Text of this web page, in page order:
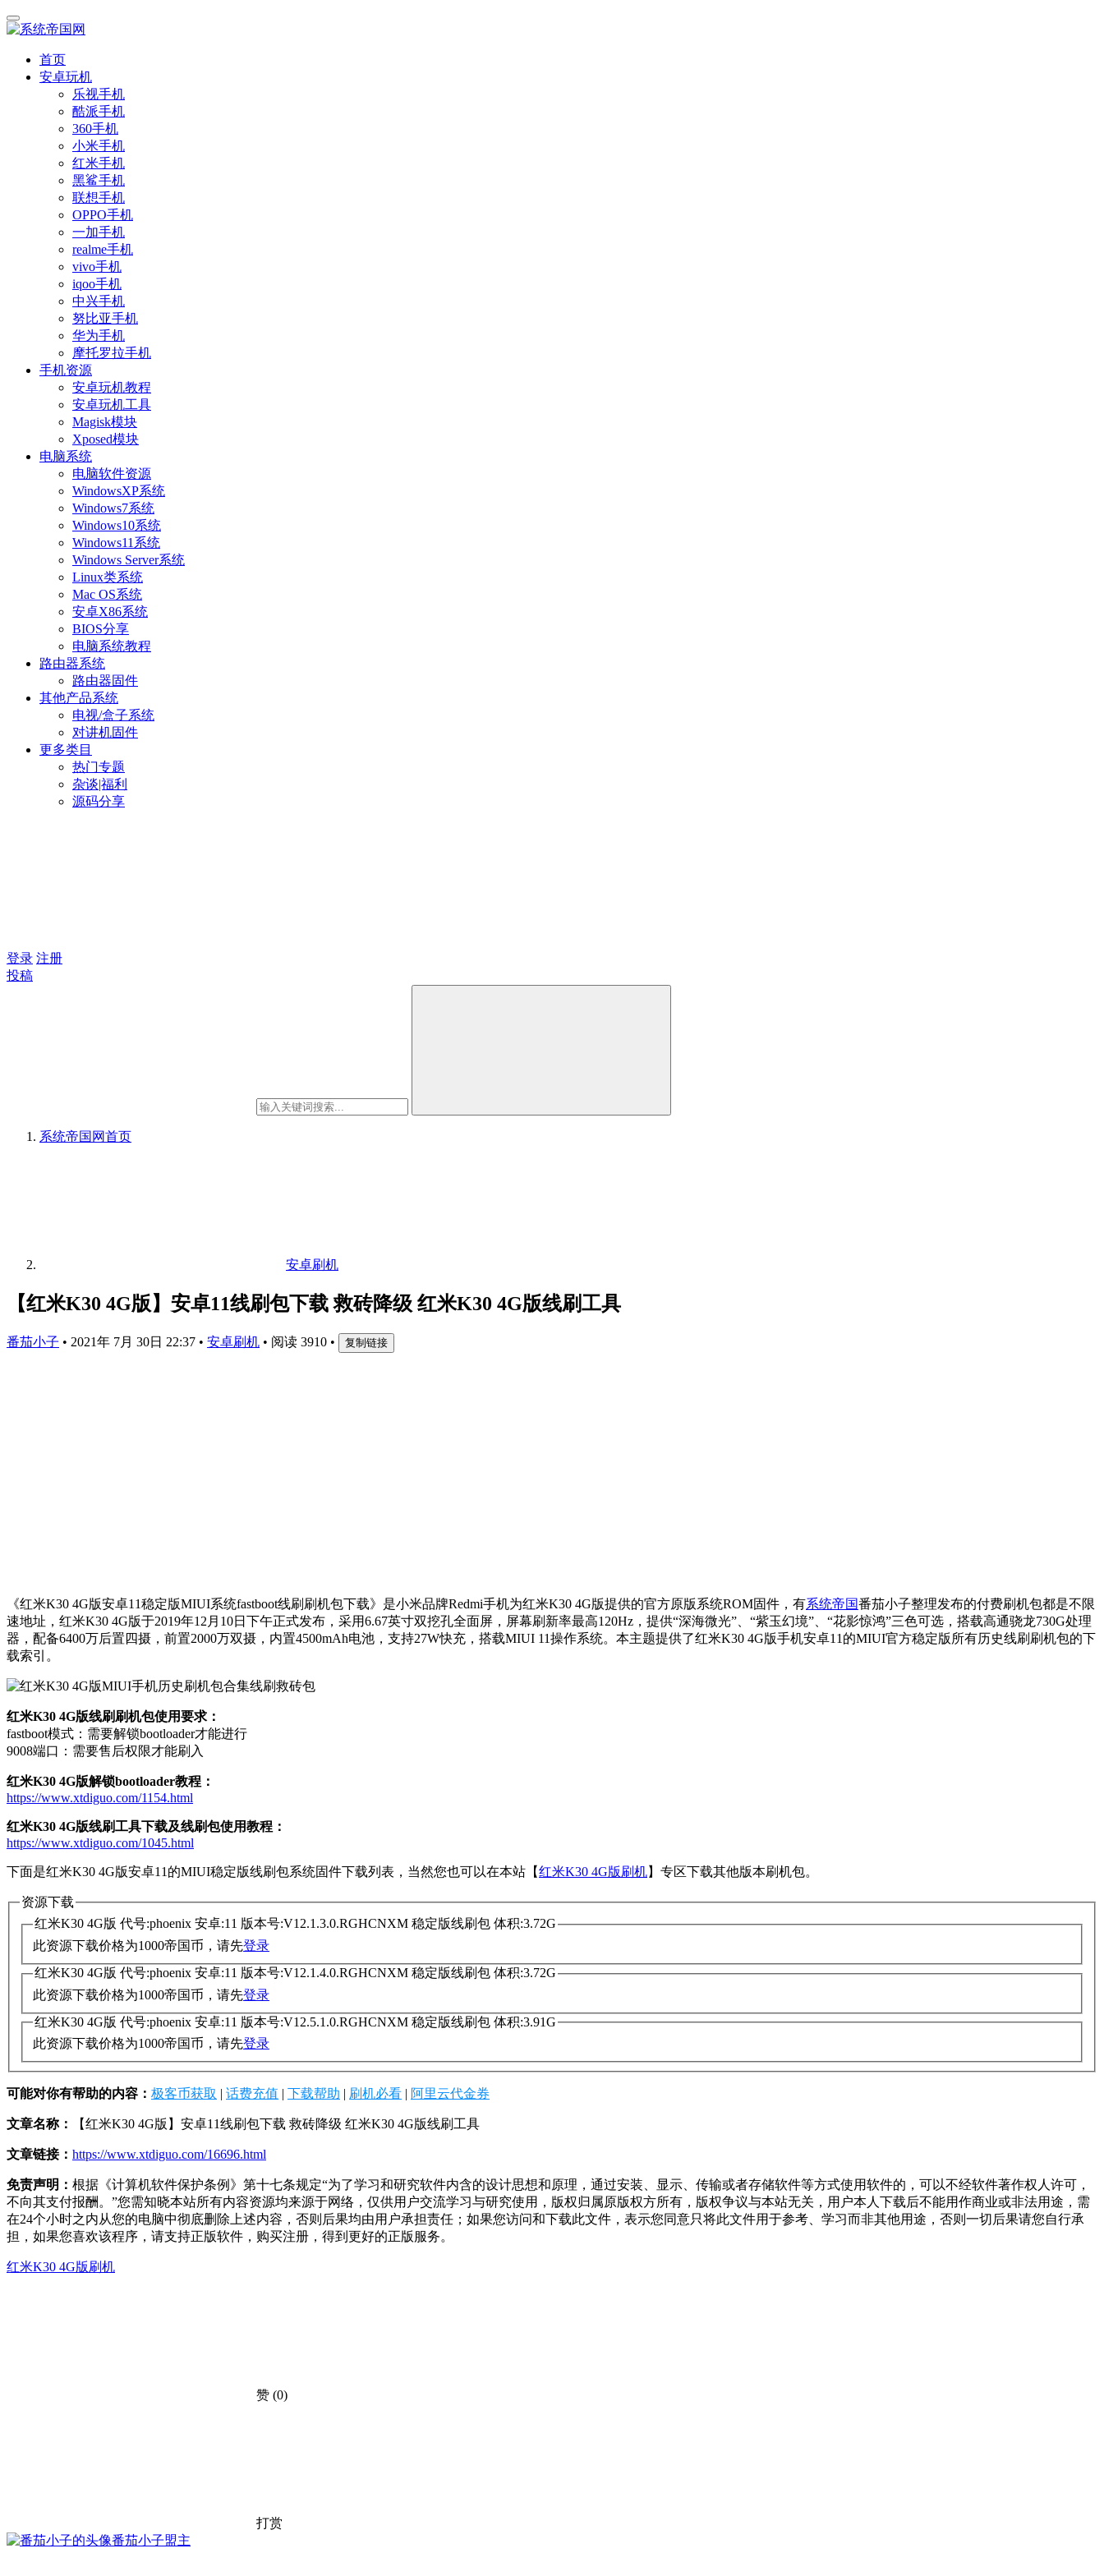
首页
安卓玩机
乐视手机
酷派手机
360手机
小米手机
红米手机
黑鲨手机
联想手机
OPPO手机
一加手机
realme手机
vivo手机
iqoo手机
中兴手机
努比亚手机
华为手机
摩托罗拉手机
手机资源
安卓玩机教程
安卓玩机工具
Magisk模块
Xposed模块
电脑系统
电脑软件资源
WindowsXP系统
Windows7系统
Windows10系统
Windows11系统
Windows Server系统
Linux类系统
Mac OS系统
安卓X86系统
BIOS分享
电脑系统教程
路由器系统
路由器固件
其他产品系统
电视/盒子系统
对讲机固件
更多类目
热门专题
杂谈|福利
源码分享
登录 注册
投稿
系统帝国网首页
安卓刷机
【红米K30 4G版】安卓11线刷包下载 救砖降级 红米K30 4G版线刷工具
番茄小子 • 2021年 7月 30日 22:37 • 安卓刷机 • 阅读 3910 • 复制链接
《红米K30 4G版安卓11稳定版MIUI系统fastboot线刷刷机包下载》是小米品牌Redmi手机为红米K30 4G版提供的官方原版系统ROM固件，有系统帝国番茄小子整理发布的付费刷机包都是不限
速地址，红米K30 4G版于2019年12月10日下午正式发布，采用6.67英寸双挖孔全面屏，屏幕刷新率最高120Hz，提供“深海微光”、“紫玉幻境”、“花影惊鸿”三色可选，搭载高通骁龙730G处理
器，配备6400万后置四摄，前置2000万双摄，内置4500mAh电池，支持27W快充，搭载MIUI 11操作系统。本主题提供了红米K30 4G版手机安卓11的MIUI官方稳定版所有历史线刷刷机包的下
载索引。
红米K30 4G版线刷刷机包使用要求：
fastboot模式：需要解锁bootloader才能进行
9008端口：需要售后权限才能刷入
红米K30 4G版解锁bootloader教程：
https://www.xtdiguo.com/1154.html
红米K30 4G版线刷工具下载及线刷包使用教程：
https://www.xtdiguo.com/1045.html
下面是红米K30 4G版安卓11的MIUI稳定版线刷包系统固件下载列表，当然您也可以在本站【红米K30 4G版刷机】专区下载其他版本刷机包。
资源下载
红米K30 4G版 代号:phoenix 安卓:11 版本号:V12.1.3.0.RGHCNXM 稳定版线刷包 体积:3.72G
此资源下载价格为1000帝国币，请先登录
红米K30 4G版 代号:phoenix 安卓:11 版本号:V12.1.4.0.RGHCNXM 稳定版线刷包 体积:3.72G
此资源下载价格为1000帝国币，请先登录
红米K30 4G版 代号:phoenix 安卓:11 版本号:V12.5.1.0.RGHCNXM 稳定版线刷包 体积:3.91G
此资源下载价格为1000帝国币，请先登录
可能对你有帮助的内容： 极客币获取 | 话费充值 | 下载帮助 | 刷机必看 | 阿里云代金券
文章名称： 【红米K30 4G版】安卓11线刷包下载 救砖降级 红米K30 4G版线刷工具
文章链接： https://www.xtdiguo.com/16696.html
免责声明： 根据《计算机软件保护条例》第十七条规定“为了学习和研究软件内含的设计思想和原理，通过安装、显示、传输或者存储软件等方式使用软件的，可以不经软件著作权人许可，
不向其支付报酬。”您需知晓本站所有内容资源均来源于网络，仅供用户交流学习与研究使用，版权归属原版权方所有，版权争议与本站无关，用户本人下载后不能用作商业或非法用途，需
在24个小时之内从您的电脑中彻底删除上述内容，否则后果均由用户承担责任；如果您访问和下载此文件，表示您同意只将此文件用于参考、学习而非其他用途，否则一切后果请您自行承
担，如果您喜欢该程序，请支持正版软件，购买注册，得到更好的正版服务。
红米K30 4G版刷机
赞 (0)
打赏
番茄小子盟主